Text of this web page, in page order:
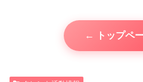
← トップペ